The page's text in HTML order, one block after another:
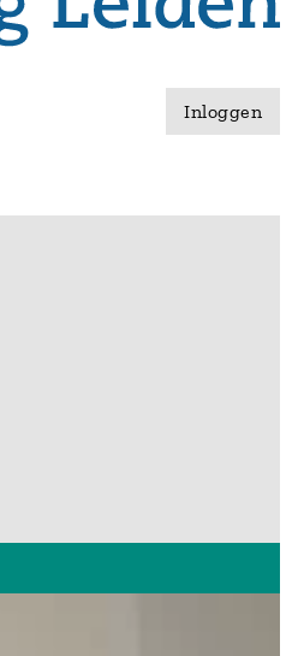
Inloggen